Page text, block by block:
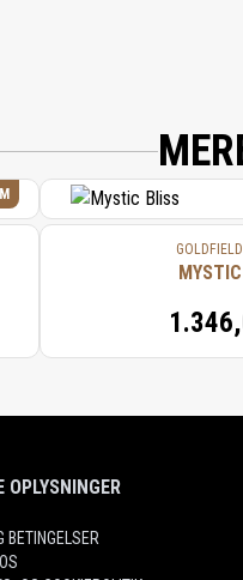
OPLYSNINGER
BETINGELSER